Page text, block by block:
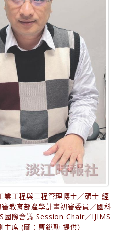
業工程與工程管理博士／碩士 經
教育部產學計畫初審委員／國科
國際會議 Session Chair／IJIMS
主席 (圖：曹銳勤 提供）